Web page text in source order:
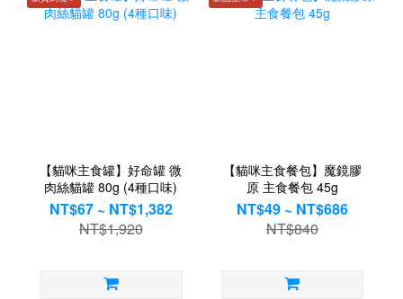
【貓咪主食罐】好命罐 微
肉絲貓罐 80g (4種口味)
NT$67 ~ NT$1,382
NT$1,920
【貓咪主食餐包】魔鏡膠
原 主食餐包 45g
NT$49 ~ NT$686
NT$840